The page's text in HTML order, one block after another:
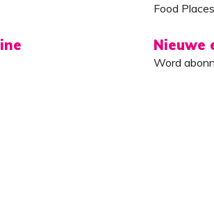
Food Places
Nieuwe
Word